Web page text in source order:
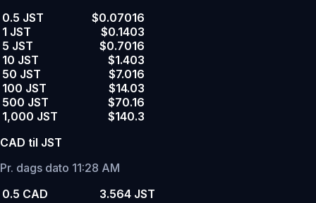
0.5 JST
$0.07016
1 JST
$0.1403
5 JST
$0.7016
10 JST
$1.403
50 JST
$7.016
100 JST
$14.03
500 JST
$70.16
1,000 JST
$140.3
CAD til JST
Pr. dags dato 11:28 AM
0.5 CAD
3.564 JST